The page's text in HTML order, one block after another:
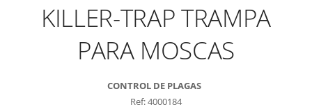
KILLER-TRAP TRAMPA
PARA MOSCAS
CONTROL DE PLAGAS
Ref: 4000184